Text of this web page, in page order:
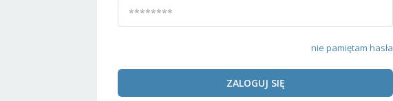
nie pamiętam hasła
ZALOGUJ SIĘ